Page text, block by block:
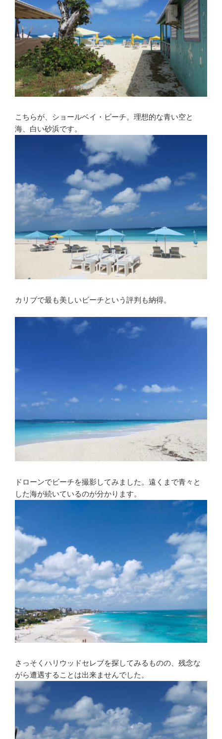
こちらが、ショールベイ・ビーチ。理想的な青い空と
海、白い砂浜です。
カリブで最も美しいビーチという評判も納得。
ドローンでビーチを撮影してみました。遠くまで青々と
した海が続いているのが分かります。
さっそくハリウッドセレブを探してみるものの、残念な
がら遭遇することは出来ませんでした。